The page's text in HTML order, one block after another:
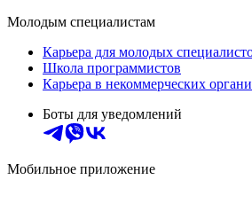
Молодым специалистам
Карьера для молодых
Школа программистов
Карьера в некоммерческих
Боты для уведомлений
Мобильное приложение